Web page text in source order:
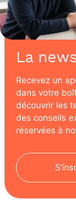
La
Recevez un
dans votre
découvrir les
des conseils
réservées à